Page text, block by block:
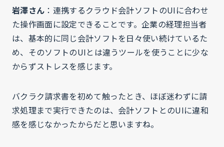
岩澤さん ：連携するクラウド会計ソフトのUIに合わせ
た操作画面に設定できることです。企業の経理担当者
は、基本的に同じ会計ソフトを日々使い続けているた
め、そのソフトのUIとは違うツールを使うことに少な
からずストレスを感じます。
バクラク請求書を初めて触ったとき、ほぼ迷わずに請
求処理まで実行できたのは、会計ソフトとのUIに違和
感を感じなかったからだと思いますね。